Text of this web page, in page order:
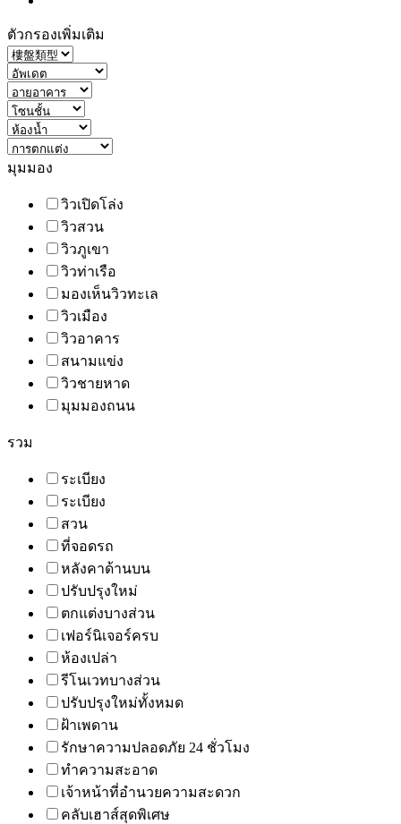
ตัวกรองเพิ่มเติม
มุมมอง
วิวเปิดโล่ง
วิวสวน
วิวภูเขา
วิวท่าเรือ
มองเห็นวิวทะเล
วิวเมือง
วิวอาคาร
สนามแข่ง
วิวชายหาด
มุมมองถนน
รวม
ระเบียง
ระเบียง
สวน
ที่จอดรถ
หลังคาด้านบน
ปรับปรุงใหม่
ตกแต่งบางส่วน
เฟอร์นิเจอร์ครบ
ห้องเปล่า
รีโนเวทบางส่วน
ปรับปรุงใหม่ทั้งหมด
ฝ้าเพดาน
รักษาความปลอดภัย 24 ชั่วโมง
ทำความสะอาด
เจ้าหน้าที่อำนวยความสะดวก
คลับเฮาส์สุดพิเศษ